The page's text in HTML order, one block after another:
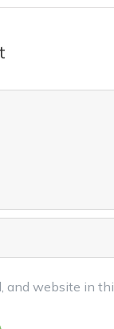
and website in